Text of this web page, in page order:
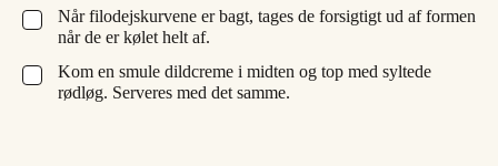
▢
Når filodejskurvene er bagt, tages de forsigtigt ud af formen
når de er kølet helt af.
▢
Kom en smule dildcreme i midten og top med syltede
rødløg. Serveres med det samme.